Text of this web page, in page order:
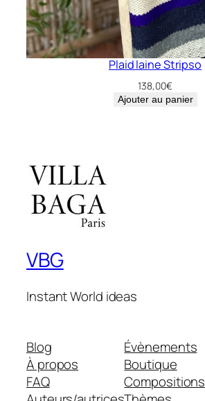
Plaid laine Stripso
138,00€
Ajouter au panier
VBG
Instant World ideas
Blog
À propos
FAQ
Évènements
Boutique
Compositions